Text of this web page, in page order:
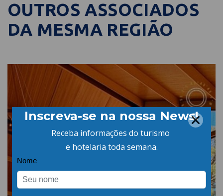
OUTROS ASSOCIADOS
DA MESMA REGIÃO